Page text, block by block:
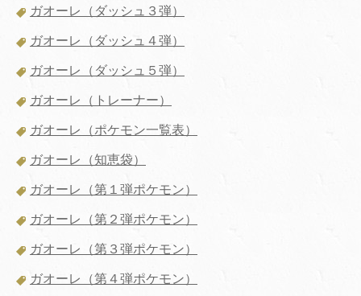
ガオーレ（ダッシュ３弾）
ガオーレ（ダッシュ４弾）
ガオーレ（ダッシュ５弾）
ガオーレ（トレーナー）
ガオーレ（ポケモン一覧表）
ガオーレ（知恵袋）
ガオーレ（第１弾ポケモン）
ガオーレ（第２弾ポケモン）
ガオーレ（第３弾ポケモン）
ガオーレ（第４弾ポケモン）